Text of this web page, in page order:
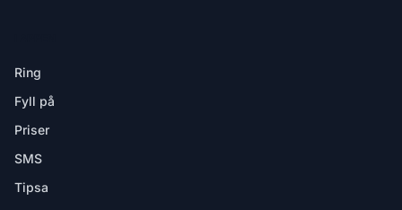
Ring
Fyll på
Priser
SMS
Tipsa